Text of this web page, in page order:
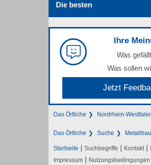
Die besten
Ihre
Was
Was sollen
Jetzt
Das Örtliche Nordrhein-
Das Örtliche Suche Metallbau
Startseite | Suchbegriffe | Kontakt |
Impressum | Nutzungsbedingungen